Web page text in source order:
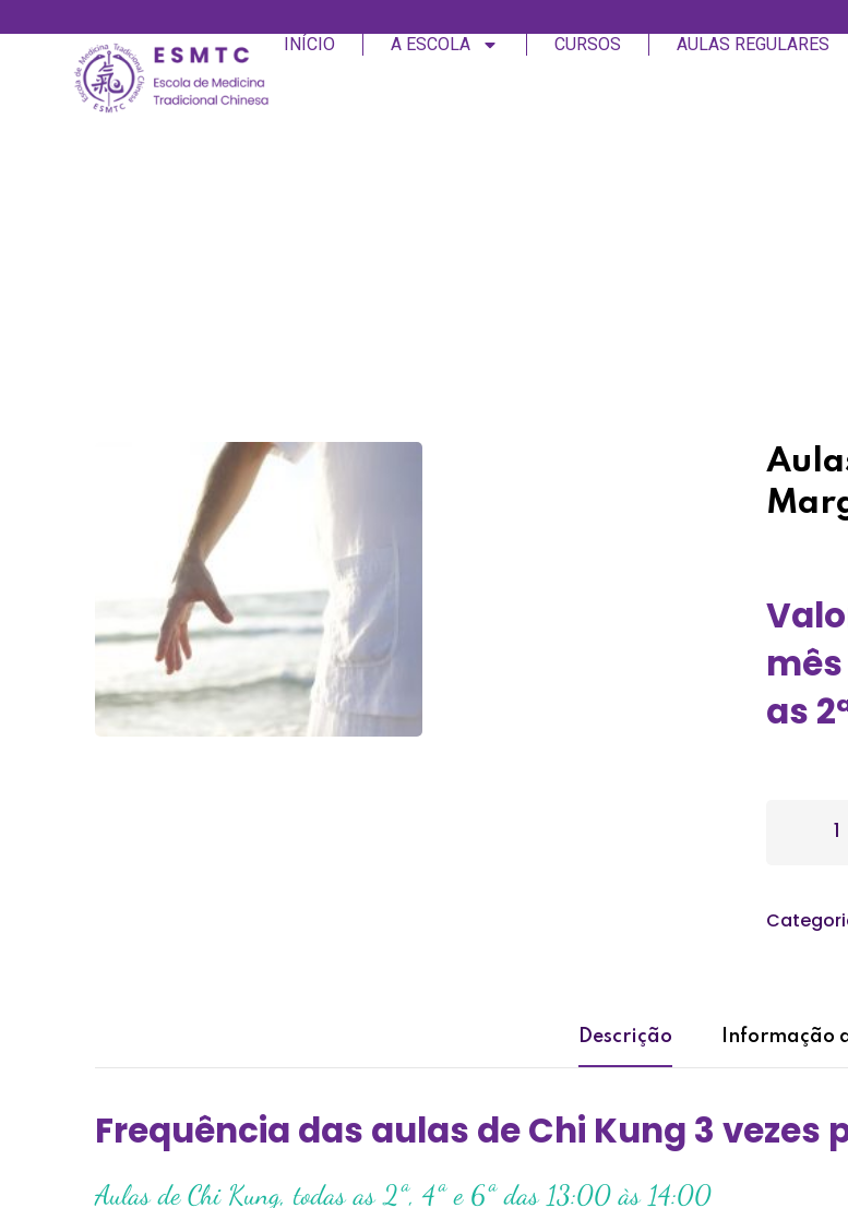
INÍCIO A ESCOLA CURSOS AULAS REGULARES
as
Descrição Informação
Frequência das aulas de Chi Kung 3
Aulas de Chi Kung, todas as 2ª, 4ª e 6ª das 13:00 às 14:00